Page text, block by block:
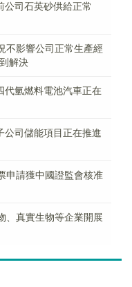
公司石英砂供給正常
不影響公司正常生產經
解決
代氫燃料電池汽車正在
司儲能項目正在推進
申請獲中國證監會核准
、真實生物等企業開展